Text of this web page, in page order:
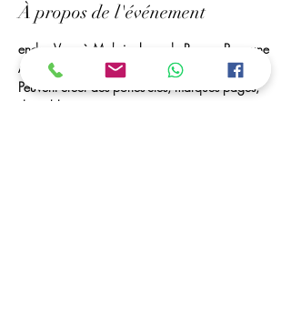
À propos de l'événement
endez-Vous à Mr bricolage de Royan, Pour une
Activité de Perles à Repasser. Vos enfants
Peuvent créer des portes-clés, marques pages,
des tableaux...